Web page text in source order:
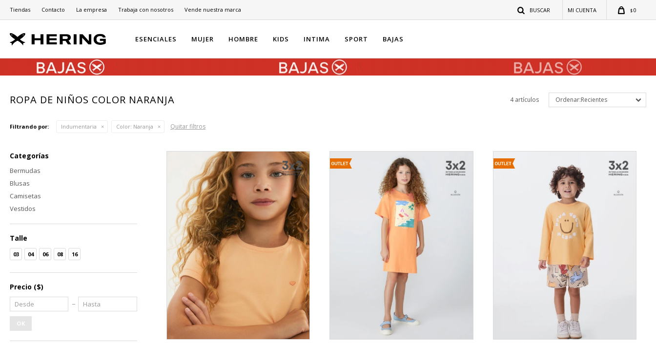
ESENCIALES MUJER HOMBRE KIDS INTIMA SPORT BAJAS
$0
Tiendas Contacto La empresa Trabaja con nosotros Vende nuestra marca
ROPA DE NIÑOS COLOR NARANJA 4 artículos Recientes
Filtrando por: Indumentaria Color: Naranja Quitar filtros
Categorías
Bermudas
Blusas
Camisetas
Vestidos
Talle
03 04 06 08 16
Precio ($)
OK